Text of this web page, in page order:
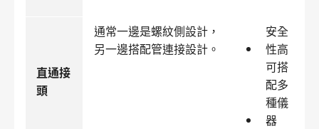
直通接
頭
通常一邊是螺紋側設計，
另一邊搭配管連接設計。
安全
性高
可搭
配多
種儀
器